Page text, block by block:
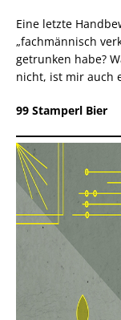
Eine letzte
„fachmännisch
getrunken habe?
nicht, ist mir auch
99 Stamperl Bier